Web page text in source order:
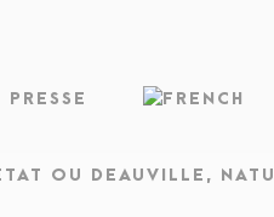
PRESSE